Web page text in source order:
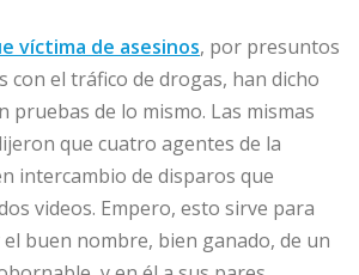
víctima de asesinos, por presuntos
con el tráfico de drogas, han dicho
pruebas de lo mismo. Las mismas
que cuatro agentes de la
intercambio de disparos que
videos. Empero, esto sirve para
buen nombre, bien ganado, de un